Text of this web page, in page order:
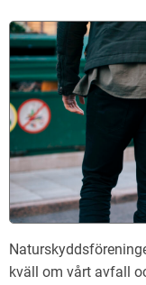
kväll om vårt avfall